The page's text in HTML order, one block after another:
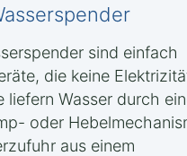
sind einfach
die keine
liefern Wasser durch
oder
aus einem